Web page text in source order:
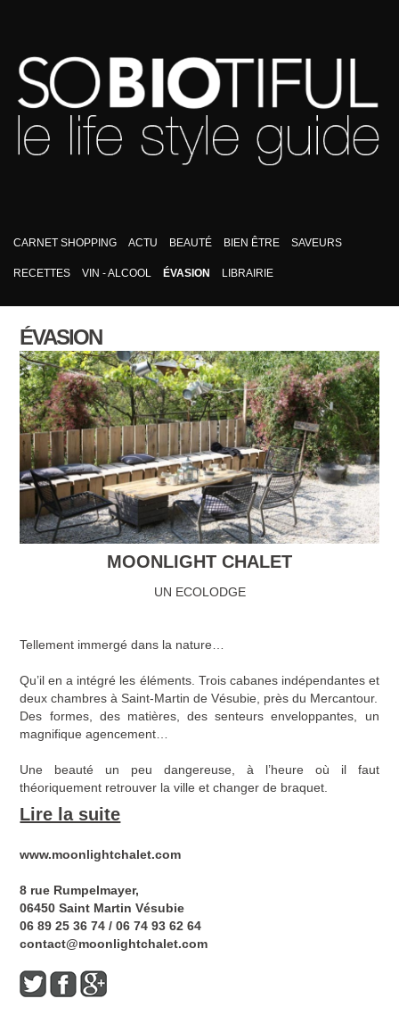
CARNET SHOPPING ACTU BEAUTÉ BIEN ÊTRE SAVEURS
RECETTES VIN - ALCOOL ÉVASION LIBRAIRIE
ÉVASION
MOONLIGHT CHALET
UN ECOLODGE
Tellement immergé dans la nature…
Qu’il en a intégré les éléments. Trois cabanes indépendantes et
deux chambres à Saint-Martin de Vésubie, près du Mercantour.
Des formes, des matières, des senteurs enveloppantes, un
magnifique agencement…
Une beauté un peu dangereuse, à l’heure où il faut
théoriquement retrouver la ville et changer de braquet.
Mais vous aimez le risque !
Lire la suite
www.moonlightchalet.com
8 rue Rumpelmayer,
06450 Saint Martin Vésubie
06 89 25 36 74 / 06 74 93 62 64
contact@moonlightchalet.com